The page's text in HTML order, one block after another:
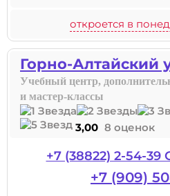
откроется в
Горно-Алтайский
Учебный центр,
и мастер-классы
3,00 8 оценок
+7 (38822) 2-54-
+7 (909)